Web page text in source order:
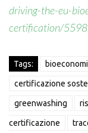
driving-the-eu-
certification/
Tags:
certificazione
greenwashing
certificazione